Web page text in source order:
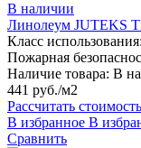
В наличии
Линолеум JUTEKS
Класс использования:
Пожарная
Наличие товара: В
441 руб./м2
Рассчитать стоимость
В избранное В
Сравнить